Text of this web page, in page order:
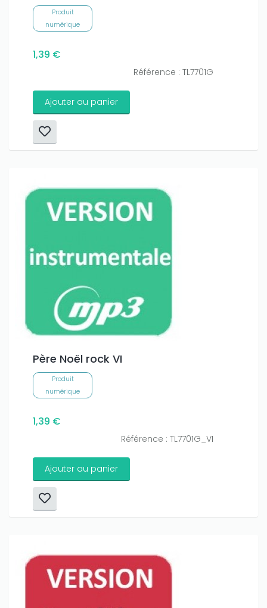
Produit
numérique
1,39 €
Référence : TL7701G
Ajouter au panier
Père Noël rock VI
Produit
numérique
1,39 €
Référence : TL7701G_VI
Ajouter au panier